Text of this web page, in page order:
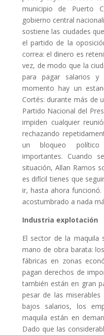
municipio de Puerto
gobierno central
sostiene las ciudades
el partido de la
correa: el dinero es
vez, de modo que la
para pagar salarios y
momento hay un
Cortés: durante más de
Partido Nacional del
impiden cualquier
rechazando
un bloqueo político
importantes. Cuando
situación, Allan Ramos
es difícil tienes que
ir, hasta ahora
acostumbrado a nada
Industria explotación
El sector de la maquila
mano de obra barata:
fábricas en zonas
pagan derechos de
también están en gran
pesar de las
bajos salarios, los
maquila están en
Dado que las